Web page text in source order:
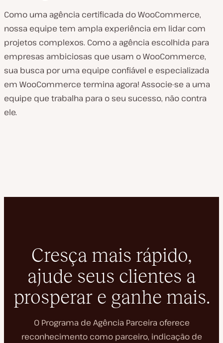
Como uma agência certificada do WooCommerce,
nossa equipe tem ampla experiência em lidar com
projetos complexos. Como a agência escolhida para
empresas ambiciosas que usam o WooCommerce,
sua busca por uma equipe confiável e especializada
em WooCommerce termina agora! Associe-se a uma
equipe que trabalha para o seu sucesso, não contra
ele.
Cresça mais rápido,
ajude seus clientes a
prosperar e ganhe mais.
O Programa de Agência Parceira oferece
reconhecimento como parceiro, indicação de